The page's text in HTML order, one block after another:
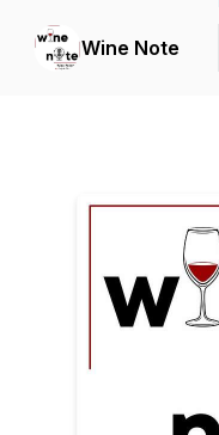
Wine Note